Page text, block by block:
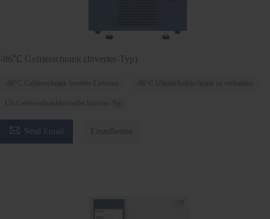
-86℃ Gefrierschrank (Inverter-Typ)
-86°C Gefrierschrank Inverter-Lieferant -86°C Ultratiefkühlschrank zu verkaufen
Ult-Gefrierschrankhersteller Inverter-Typ
 Send Email Einzelheiten